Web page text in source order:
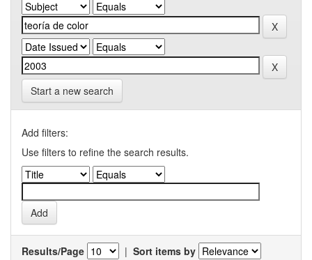
Start a new search
Add filters:
Use filters to refine the search results.
Results/Page | Sort items by